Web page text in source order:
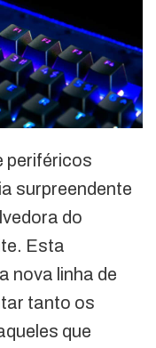
periféricos
surpreendente
do
Esta
nova linha de
tanto os
que